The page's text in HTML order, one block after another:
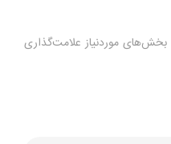
بخش‌های موردنیاز علامت‌گذاری